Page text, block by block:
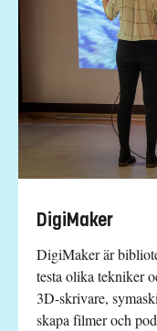
DigiMaker
DigiMaker är
testa olika tekniker
3D-skrivare,
skapa filmer och